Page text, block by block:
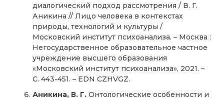
диалогический подход рассмотрения / В. Г.
Аникина // Лицо человека в контекстах
природы, технологий и культуры /
Московский институт психоанализа. – Москва :
Негосударственное образовательное частное
учреждение высшего образования
«Московский институт психоанализа», 2021. –
С. 443-451. – EDN CZHVGZ.
Аникина, В. Г. Онтологические особенности и